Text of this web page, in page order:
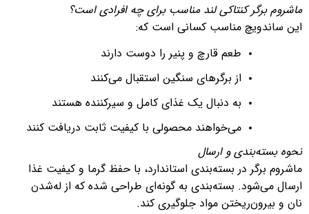
ماشروم برگر کنتاکی لندمناسب برای چه افرادی است؟
این ساندویچ مناسب کسانی است که:
طعم قارچ و پنیر را دوست دارند
از برگرهای سنگین استقبال می‌کنند
به دنبال یک غذای کامل و سیرکننده هستند
می‌خواهند محصولی با کیفیت ثابت دریافت کنند
نحوه بسته‌بندی و ارسال
ماشروم برگر در بسته‌بندی استاندارد، با حفظ گرما و کیفیت غذا
ارسال می‌شود. بسته‌بندی به گونه‌ای طراحی شده که از له‌شدن
نان و بیرون‌ریختن مواد جلوگیری کند.